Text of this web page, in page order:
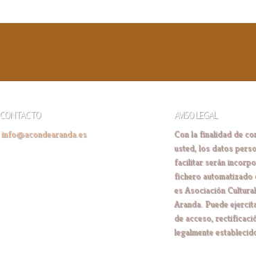
CONTACTO
info@acondearanda.es
AVISO LEGAL
Con la finalidad de
usted, los datos
facilitar serán
fichero automatizado
es Asociación
Aranda. Puede
de acceso,
legalmente